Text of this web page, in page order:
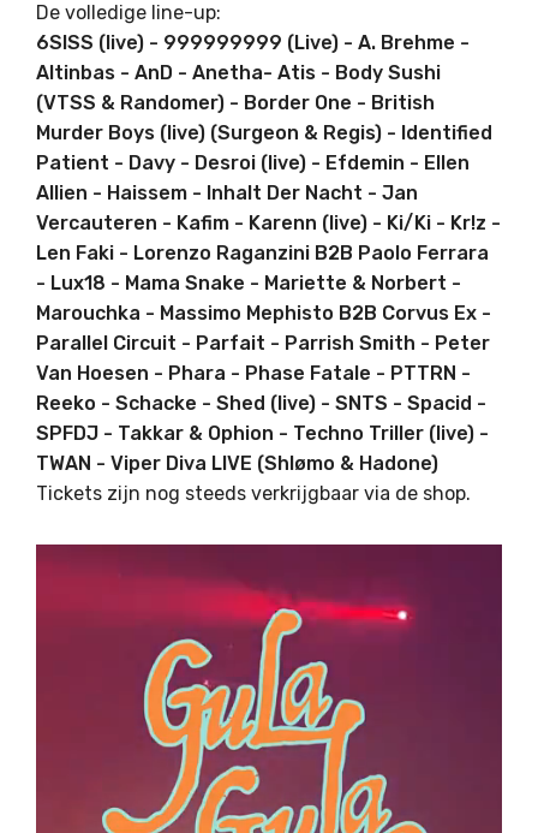
De volledige line-up:
6SISS (live) - 999999999 (Live) - A. Brehme -
Altinbas - AnD - Anetha- Atis - Body Sushi
(VTSS & Randomer) - Border One - British
Murder Boys (live) (Surgeon & Regis) - Identified
Patient - Davy - Desroi (live) - Efdemin - Ellen
Allien - Haissem - Inhalt Der Nacht - Jan
Vercauteren - Kafim - Karenn (live) - Ki/Ki - Kr!z -
Len Faki - Lorenzo Raganzini B2B Paolo Ferrara
- Lux18 - Mama Snake - Mariette & Norbert -
Marouchka - Massimo Mephisto B2B Corvus Ex -
Parallel Circuit - Parfait - Parrish Smith - Peter
Van Hoesen - Phara - Phase Fatale - PTTRN -
Reeko - Schacke - Shed (live) - SNTS - Spacid -
SPFDJ - Takkar & Ophion - Techno Triller (live) -
TWAN - Viper Diva LIVE (Shlømo & Hadone)
Tickets zijn nog steeds verkrijgbaar via de shop.